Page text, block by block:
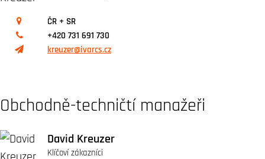
ČR + SR
+420 731 691 730
kreuzer@ivarcs.cz
Obchodně-techničtí manažeři
David Kreuzer
Klíčoví zákazníci